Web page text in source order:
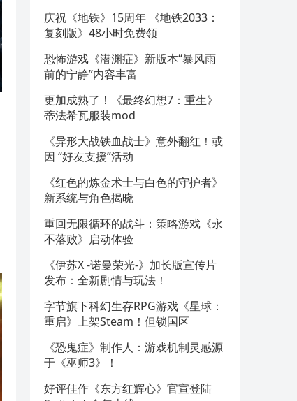
庆祝《地铁》15周年 《地铁2033：
复刻版》48小时免费领
恐怖游戏《潜渊症》新版本“暴风雨
前的宁静”内容丰富
更加成熟了！《最终幻想7：重生》
蒂法希瓦服装mod
《异形大战铁血战士》意外翻红！或
因 “好友支援”活动
《红色的炼金术士与白色的守护者》
新系统与角色揭晓
重回无限循环的战斗：策略游戏《永
不落败》启动体验
《伊苏X -诺曼荣光-》加长版宣传片
发布：全新剧情与玩法！
字节旗下科幻生存RPG游戏《星球：
重启》上架Steam！但锁国区
《恐鬼症》制作人：游戏机制灵感源
于《巫师3》！
好评佳作《东方红辉心》官宣登陆